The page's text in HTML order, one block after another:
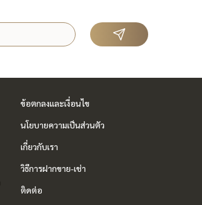
ข้อตกลงและเงื่อนไข
นโยบายความเป็นส่วนตัว
เกี่ยวกับเรา
วิธีการฝากขาย-เช่า
ติดต่อ